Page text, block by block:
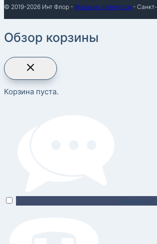
© 2019-2026 Инт Флор - Магазин плинтусов -
Обзор корзины
Корзина пуста.